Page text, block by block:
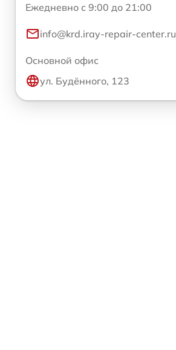
Ежедневно с 9:00 до 21:00
info@krd.iray-repair-center.ru
Основной офис
ул. Будённого, 123